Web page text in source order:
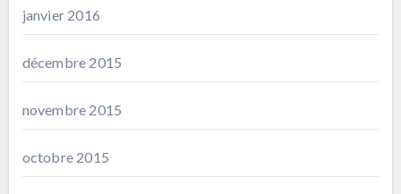
janvier 2016
décembre 2015
novembre 2015
octobre 2015